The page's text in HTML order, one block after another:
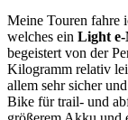
Meine Touren fahre
welches ein Light
begeistert von der
Kilogramm relativ
allem sehr sicher
Bike für trail- und